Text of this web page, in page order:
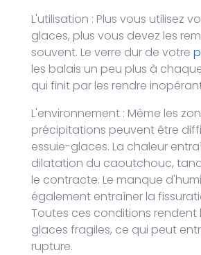
L'utilisation : Plus vous utilisez
glaces, plus vous devez les
souvent. Le verre dur de votre
les balais un peu plus à
qui finit par les rendre
L'environnement : Même les
précipitations peuvent être
essuie-glaces. La chaleur
dilatation du caoutchouc,
le contracte. Le manque
également entraîner la
Toutes ces conditions rendent
glaces fragiles, ce qui peut
rupture.